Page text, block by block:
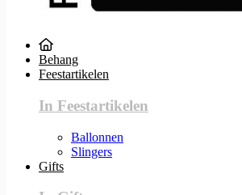
Behang
Feestartikelen
In Feestartikelen
Ballonnen
Slingers
Gifts